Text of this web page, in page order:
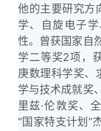
他的主要研究方
学、自旋电子
性。曾获国家自
学二等奖2项，
庚数理科学奖、
学与技术成就奖
里兹·伦敦奖、
“国家特支计划”